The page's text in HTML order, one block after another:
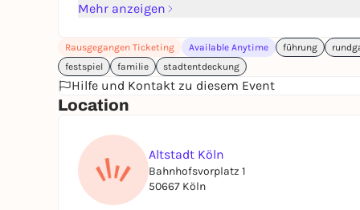
Vergesst langweilige Stadtrundgänge! Diese
los geht's!
Gemeinsam unterwegs
Lachen, rätseln, entdecken: Diese
Kinder, für Geschichten und Gespräche. Jeder
Euer Handy als Kompass
Mit dem Smartphone in der Hand und
Familie. Technik trifft auf Kindheitserinnerung
Köln mit Kinderaugen entdecken
Mehr anzeigen
Rausgegangen Ticketing Available Anytime führung
festspiel
familie stadtentdeckung
Hilfe und Kontakt zu diesem Event
Location
Altstadt Köln
Bahnhofsvorplatz 1
50667 Köln